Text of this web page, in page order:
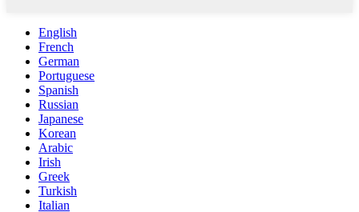
English
French
German
Portuguese
Spanish
Russian
Japanese
Korean
Arabic
Irish
Greek
Turkish
Italian